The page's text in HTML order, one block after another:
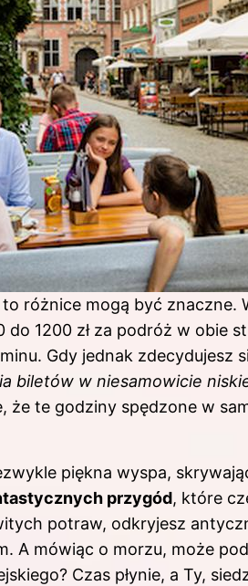
różnice mogą być znaczne.
1200 zł za podróż w obie
Gdy jednak zdecydujesz
biletów w niesamowicie
że te godziny spędzone w
piękna wyspa,
przygód, które
potraw, odkryjesz
A mówiąc o morzu, może
Czas płynie, a Ty,